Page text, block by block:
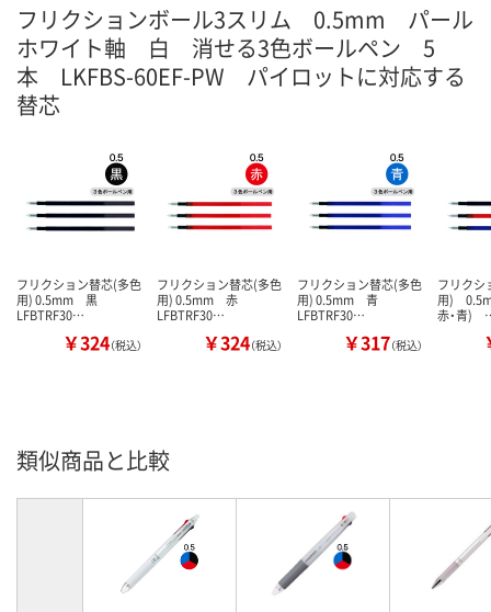
フリクションボール3スリム 0.5mm パール
ホワイト軸 白 消せる3色ボールペン 5
本 LKFBS-60EF-PW パイロットに対応する
替芯
フリクション替芯(多色
用) 0.5mm 黒
LFBTRF30…
￥324（税込）
フリクション替芯(多色
用) 0.5mm 赤
LFBTRF30…
￥324（税込）
フリクション替芯(多色
用) 0.5mm 青
LFBTRF30…
￥317（税込）
フリクシ
用)
赤・青)
類似商品と比較